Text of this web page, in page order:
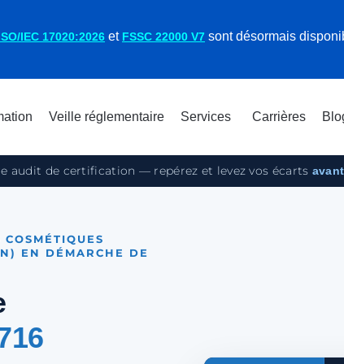
IEC 17020:2026 et FSSC 22000 V7 sont désormais
Veille réglementaire Services Carrières
audit de certification — repérez et levez vos écarts
EN DÉMARCHE DE